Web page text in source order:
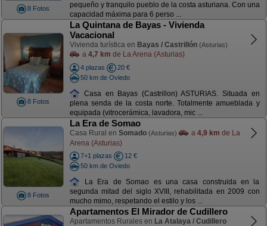
8 Fotos
pequeño y tranquilo pueblo de la costa asturiana. Con una
capacidad máxima para 6 perso ...
8 Fotos
La Quintana de Bayas - Vivienda
Vacacional
Vivienda turística en Bayas / Castrillón (Asturias)
a 4,7 km de La Arena (Asturias)
4 plazas
20 €
50 km de Oviedo
Casa en Bayas (Castrillon) ASTURIAS. Situada en
plena senda de la costa norte. Totalmente amueblada y
equipada (vitrocerámica, lavadora, mic ...
8 Fotos
La Era de Somao
Casa Rural en Somado (Asturias) a 4,9 km de La
Arena (Asturias)
7+1 plazas
12 €
50 km de Oviedo
La Era de Somao es una casa construida en la
segunda mitad del siglo XVIII, rehabilitada en 2009 con
mucho mimo, respetando el estilo y los ...
Apartamentos El Mirador de Cudillero
Apartamentos Rurales en La Atalaya / Cudillero